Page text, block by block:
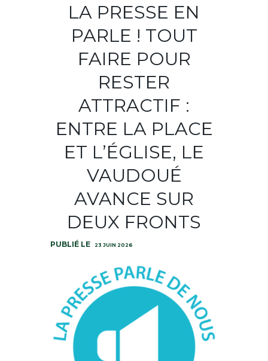
LA PRESSE EN
PARLE ! TOUT
FAIRE POUR
RESTER
ATTRACTIF :
ENTRE LA PLACE
ET L’ÉGLISE, LE
VAUDOUÉ
AVANCE SUR
DEUX FRONTS
23 JUIN 2026